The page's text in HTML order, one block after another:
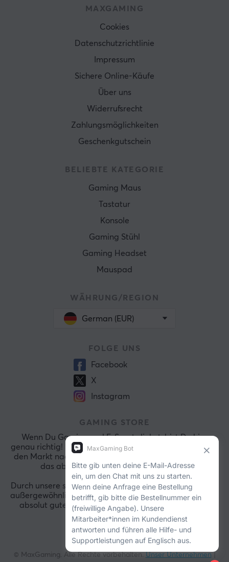
MAXGAMING
Cookies
Datenschutzrichtlinie
Impressum
Sichere Online-Käufe
Über uns
Widerrufsrecht
Zahlungsmöglichkeiten
Geschenkgutschein
BELIEBTE KATEGORIE
Gaming Maus
Tastatur
Konsole
Gaming Stühl
Gaming Headset
Mauspad
WÄHRUNG/REGION
German (EUR)
FOLGE UNS
Facebook
X
Instagram
GAMING STORE
Wenn Du Gaming und E-Sports liebst, bist Du hier
genau richtig! Bei MaxGaming durchforsten wir ständig
den Markt nach den aktuellsten Spielen, damit wir Dir
das absolut Beste präsentieren können.
Durch unsere sicheren Zahlungsmöglichkeiten und dem
außergewöhnlich guten Kundendienst wirst Du stets ein
absolut gutes Shopping-Erlebnis bei uns genießen.
© MaxGaming. Alle Rechte vorbehalten. Unser Unternehmen